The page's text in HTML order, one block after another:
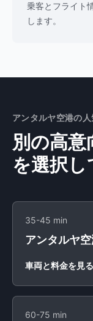
乗客とフライト
します。
アンタルヤ空港の人
別の高意
を選択し
35-45 min
アンタルヤ
車両と料金を見る
60-75 min